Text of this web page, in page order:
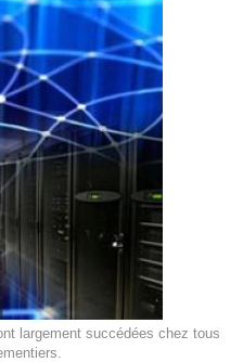
largement succédées chez tous